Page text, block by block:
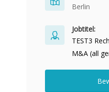
Berlin
Jobtitel:
TEST3
M&A (all